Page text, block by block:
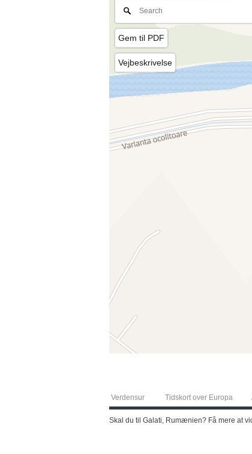
Gem til PDF
Vejbeskrivelse
Verdensur Tidskort over Europa
Skal du til Galati, Rumænien? Få mere at